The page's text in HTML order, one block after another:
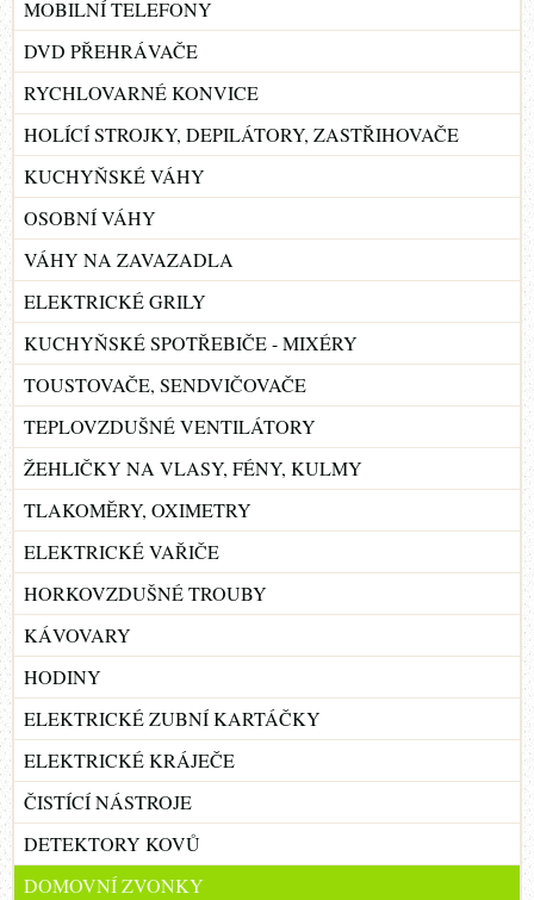
MOBILNÍ TELEFONY
DVD PŘEHRÁVAČE
RYCHLOVARNÉ KONVICE
HOLÍCÍ STROJKY, DEPILÁTORY, ZASTŘIHOVAČE
KUCHYŇSKÉ VÁHY
OSOBNÍ VÁHY
VÁHY NA ZAVAZADLA
ELEKTRICKÉ GRILY
KUCHYŇSKÉ SPOTŘEBIČE - MIXÉRY
TOUSTOVAČE, SENDVIČOVAČE
TEPLOVZDUŠNÉ VENTILÁTORY
ŽEHLIČKY NA VLASY, FÉNY, KULMY
TLAKOMĚRY, OXIMETRY
ELEKTRICKÉ VAŘIČE
HORKOVZDUŠNÉ TROUBY
KÁVOVARY
HODINY
ELEKTRICKÉ ZUBNÍ KARTÁČKY
ELEKTRICKÉ KRÁJEČE
ČISTÍCÍ NÁSTROJE
DETEKTORY KOVŮ
DOMOVNÍ ZVONKY